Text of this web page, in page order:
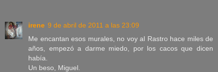
irene 9 de abril de 2011 a las 23:09
Me encantan esos murales, no voy al Rastro hace miles de
años, empezó a darme miedo, por los cacos que dicen
había.
Un beso, Miguel.